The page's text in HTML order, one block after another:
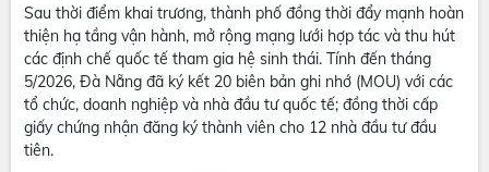
Sau thời điểm khai trương, thành phố đồng thời đẩy mạnh hoàn
thiện hạ tầng vận hành, mở rộng mạng lưới hợp tác và thu hút
các định chế quốc tế tham gia hệ sinh thái. Tính đến tháng
5/2026, Đà Nẵng đã ký kết 20 biên bản ghi nhớ (MOU) với các
tổ chức, doanh nghiệp và nhà đầu tư quốc tế; đồng thời cấp
giấy chứng nhận đăng ký thành viên cho 12 nhà đầu tư đầu
tiên.